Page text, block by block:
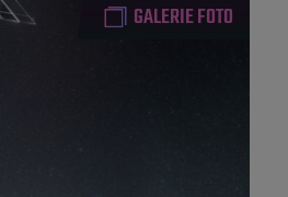
GALERIE FOTO